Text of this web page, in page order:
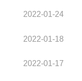
2022-01-24
2022-01-18
2022-01-17